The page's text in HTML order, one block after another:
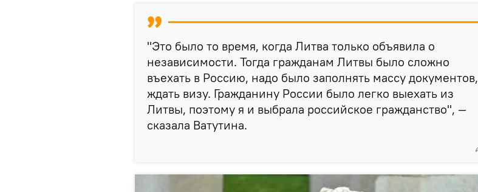
"Это было то время, когда Литва только объявила о
независимости. Тогда гражданам Литвы было сложно
въехать в Россию, надо было заполнять массу документов,
ждать визу. Гражданину России было легко выехать из
Литвы, поэтому я и выбрала российское гражданство", —
сказала Ватутина.